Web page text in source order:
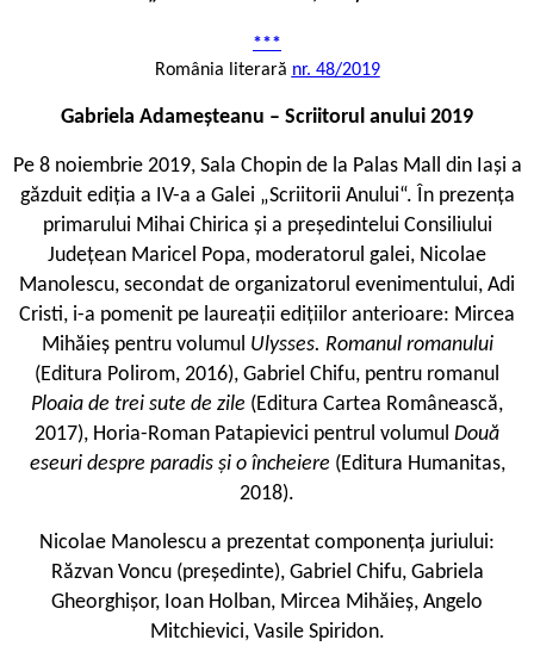
***
România literară nr. 48/2019
Gabriela Adameșteanu – Scriitorul anului 2019
Pe 8 noiembrie 2019, Sala Chopin de la Palas Mall din Iași a
găzduit ediția a IV-a a Galei „Scriitorii Anului“. În prezența
primarului Mihai Chirica și a președintelui Consiliului
Județean Maricel Popa, moderatorul galei, Nicolae
Manolescu, secondat de organizatorul evenimentului, Adi
Cristi, i-a pomenit pe laureații edițiilor anterioare: Mircea
Mihăieș pentru volumul Ulysses. Romanul romanului
(Editura Polirom, 2016), Gabriel Chifu, pentru romanul
Ploaia de trei sute de zile (Editura Cartea Românească,
2017), Horia-Roman Patapievici pentrul volumul Două
eseuri despre paradis și o încheiere (Editura Humanitas,
2018).
Nicolae Manolescu a prezentat componența juriului:
Răzvan Voncu (președinte), Gabriel Chifu, Gabriela
Gheorghișor, Ioan Holban, Mircea Mihăieș, Angelo
Mitchievici, Vasile Spiridon.